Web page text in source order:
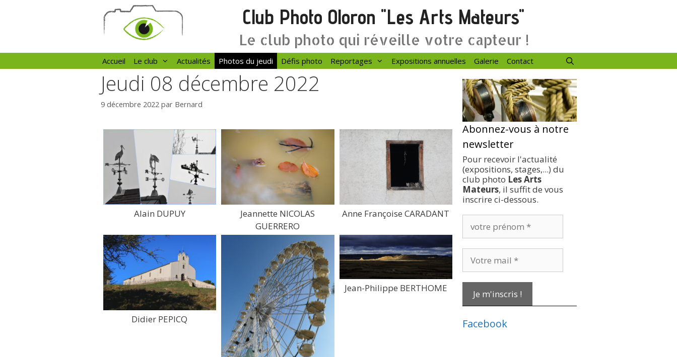
Club Photo Oloron "Les Arts Mateurs"
Le club photo qui réveille votre capteur !
Accueil Le club Actualités Photos du jeudi Défis photo Reportages Expositions annuelles Galerie Contact
Jeudi 08 décembre 2022
9 décembre 2022 par Bernard
Alain DUPUY
Jeannette NICOLAS
GUERRERO
Anne Françoise CARADANT
Didier PEPICQ
Jean-Philippe BERTHOME
Abonnez-vous à notre
newsletter
Pour recevoir l'actualité
(expositions, stages,...) du
club photo Les Arts
Mateurs, il suffit de vous
inscrire ci-dessous.
votre
prénom
*
Votre
mail
*
Facebook